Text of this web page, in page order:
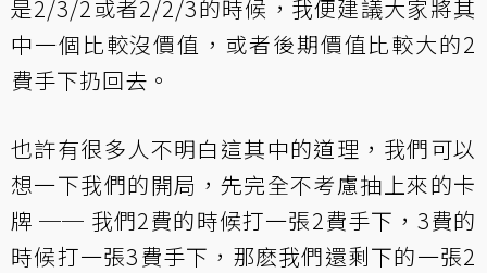
是2/3/2或者2/2/3的時候，我便建議大家將其
中一個比較沒價值，或者後期價值比較大的2
費手下扔回去。
也許有很多人不明白這其中的道理，我們可以
想一下我們的開局，先完全不考慮抽上來的卡
牌 ── 我們2費的時候打一張2費手下，3費的
時候打一張3費手下，那麽我們還剩下的一張2